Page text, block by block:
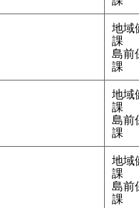
地域
課
島前
課
地域
課
島前
課
地域
課
島前
課